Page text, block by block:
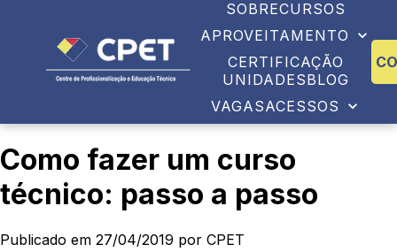
SOBRECURSOS
APROVEITAMENTO
CERTIFICAÇÃO
UNIDADESBLOG
VAGASACESSOS
Como fazer um curso
técnico: passo a passo
Publicado em 27/04/2019 por CPET